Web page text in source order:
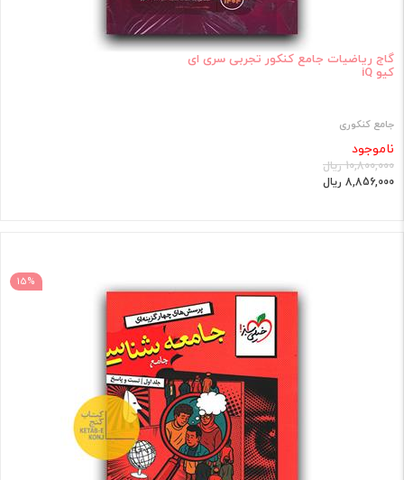
گاج ریاضیات جامع کنکور تجربی سری ای
کیو iQ
جامع کنکوری
ناموجود
10,800,000 ریال
8,856,000 ریال
15%